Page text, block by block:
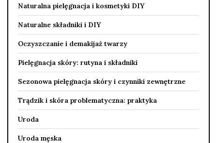
Naturalna pielęgnacja i kosmetyki DIY
Naturalne składniki i DIY
Oczyszczanie i demakijaż twarzy
Pielęgnacja skóry: rutyna i składniki
Sezonowa pielęgnacja skóry i czynniki zewnętrzne
Trądzik i skóra problematyczna: praktyka
Uroda
Uroda męska